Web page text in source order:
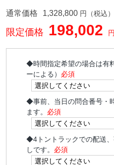
通常価格 1,328,800 円（税込）
限定価格 198,002
◆時間指定希望の場合は有
ーによる） 必須
◆事前、当日の問合番号・
ます。 必須
◆4トントラックでの配送
しです。 必須